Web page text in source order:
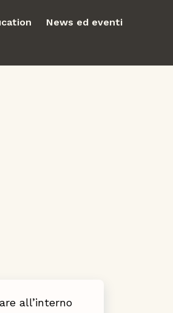
News ed eventi
all’interno